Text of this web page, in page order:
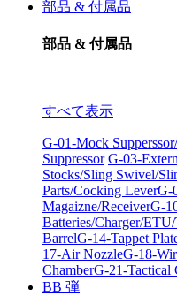
部品 & 付属品
部品 & 付属品
すべて表示
G-01-Mock
Suppressor G-03-
Stocks/Sling Swivel/
Parts/Cocking LeverG-
Magaizne/ReceiverG-
Batteries/Charger/
BarrelG-14-Tappet
17-Air NozzleG-18-
ChamberG-21-Tactical
BB 弾